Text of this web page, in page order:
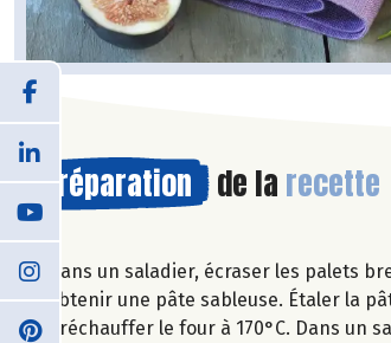
Préparation de la recette
Dans un saladier, écraser les palets
obtenir une pâte sableuse. Étaler la
Préchauffer le four à 170°C. Dans